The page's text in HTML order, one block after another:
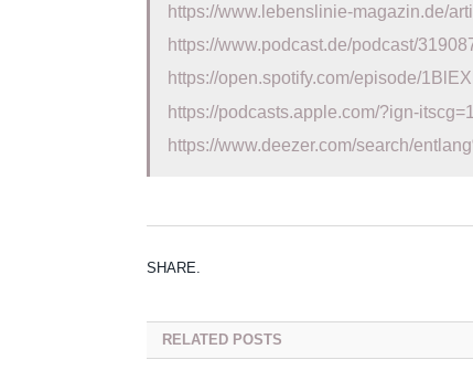
https://www.lebenslinie-magazin.de/
https://www.podcast.de/podcast/
https://open.spotify.com/episode/
https://podcasts.apple.com/?ign-
https://www.deezer.com/search/
SHARE.
RELATED POSTS